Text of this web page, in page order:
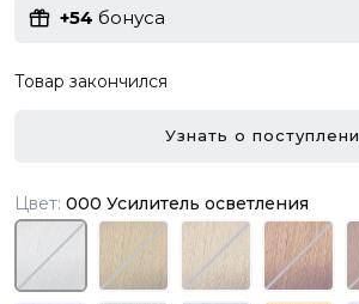
+54 бонуса
Товар закончился
Узнать о
Цвет: 000 Усилитель осветления